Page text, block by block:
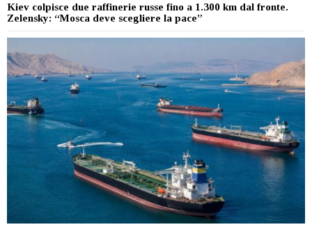
Kiev colpisce due raffinerie russe fino a 1.300 km dal fronte.
Zelensky: “Mosca deve scegliere la pace”